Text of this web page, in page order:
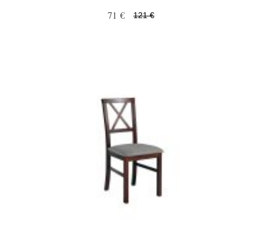
71 € 121 €